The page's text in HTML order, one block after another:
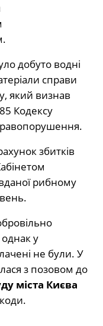
добуто водні
справи
який визнав
Кодексу
збитків
рибному
у
не були. У
з позовом до
міста Києва